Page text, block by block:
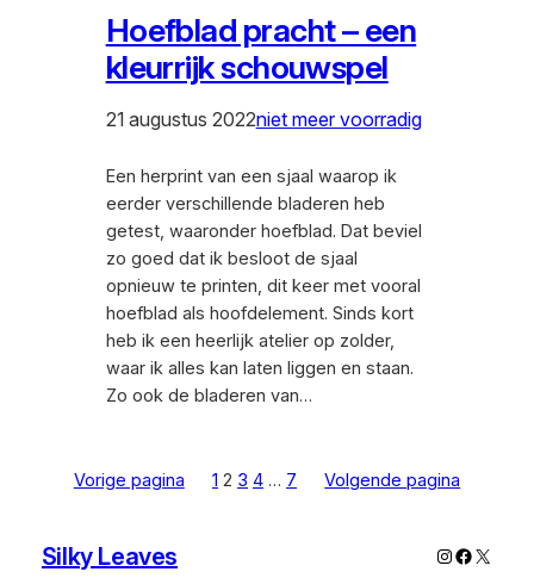
Hoefblad pracht – een
kleurrijk schouwspel
21 augustus 2022niet meer voorradig
Een herprint van een sjaal waarop ik
eerder verschillende bladeren heb
getest, waaronder hoefblad. Dat beviel
zo goed dat ik besloot de sjaal
opnieuw te printen, dit keer met vooral
hoefblad als hoofdelement. Sinds kort
heb ik een heerlijk atelier op zolder,
waar ik alles kan laten liggen en staan.
Zo ook de bladeren van…
Vorige pagina 1 2 3 4 … 7 Volgende pagina
Silky Leaves Instagram
X